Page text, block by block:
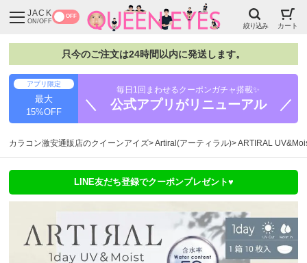
JACK
ON/OFF
OFF
絞り込み カート
只今のご注文は24時間以内に発送します。
アプリ限定
最大
15%OFF
毎日1回まわせるクーポンガチャ搭載✨
＼ 公式アプリがリニューアル ／
カラコン激安通販店のクイーンアイズ Artiral(アーティラル) ARTIRAL
LINE友だち登録でクーポンプレゼント♥